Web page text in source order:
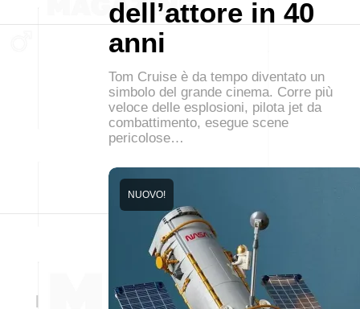
dell’attore in 40
anni
Tom Cruise è da tempo diventato un
simbolo del grande cinema. Corre più
veloce delle esplosioni, pilota jet da
combattimento, esegue scene
pericolose…
NUOVO!